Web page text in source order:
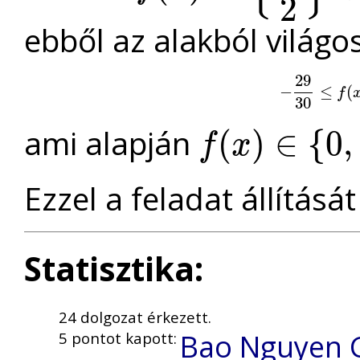
2
ebből az alakból
−
29
30
≤ f(
−2930≤ (x)
ami alapján f(x) ∈ {0,
(x ∈{0, 1
Ezzel a feladat
Statisztika:
24 dolgozat érkezett.
5 pontot kapott: Bao Nguyen